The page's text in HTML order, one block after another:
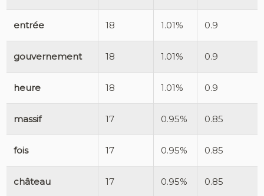
entrée 18 1.01% 0.9
gouvernement 18 1.01% 0.9
heure 18 1.01% 0.9
massif 17 0.95% 0.85
fois 17 0.95% 0.85
château 17 0.95% 0.85